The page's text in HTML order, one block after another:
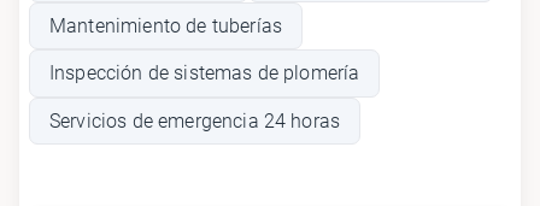
Mantenimiento de tuberías
Inspección de sistemas de plomería
Servicios de emergencia 24 horas